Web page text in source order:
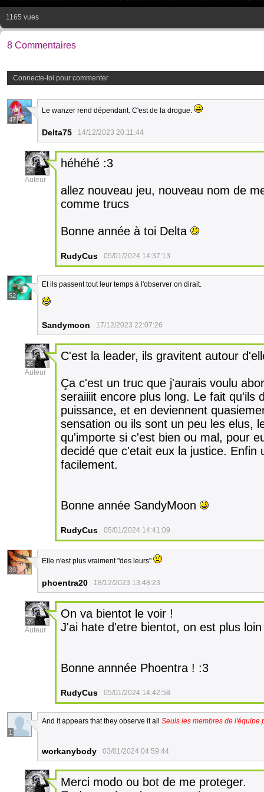
1165 vues
8 Commentaires
Connecte-toi pour commenter
47
Le wanzer rend dépendant. C'est de la drogue.
Delta75 14/12/2023 20:11:44
26
Auteur
héhéhé :3
allez nouveau jeu, nouveau nom de
comme trucs
Bonne année à toi Delta
RudyCus 05/01/2024 14:37:13
52
Et ils passent tout leur temps à l'observer on dirait.
Sandymoon 17/12/2023 22:07:26
26
Auteur
C'est la leader, ils gravitent autour
Ça c'est un truc que j'aurais voulu
seraiiiit encore plus long. Le fait qu'ils
puissance, et en deviennent
sensation ou ils sont un peu les elus,
qu'importe si c'est bien ou mal, pour
decidé que c'etait eux la justice.
facilement.
Bonne année SandyMoon
RudyCus 05/01/2024 14:41:09
39
Elle n'est plus vraiment "des leurs"
phoentra20 18/12/2023 13:48:23
26
Auteur
On va bientot le voir !
J'ai hate d'etre bientot, on est plus
Bonne annnée Phoentra ! :3
RudyCus 05/01/2024 14:42:58
1
And it appears that they observe it all Seuls les membres de l'équipe
workanybody 03/01/2024 04:59:44
26
Merci modo ou bot de me proteger.